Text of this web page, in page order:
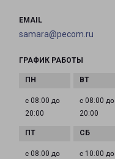
EMAIL
samara@pecom.ru
ГРАФИК РАБОТЫ
с 08:00 до
20:00
с 08:00 до
20:00
с 08:00 до
с 10:00 до